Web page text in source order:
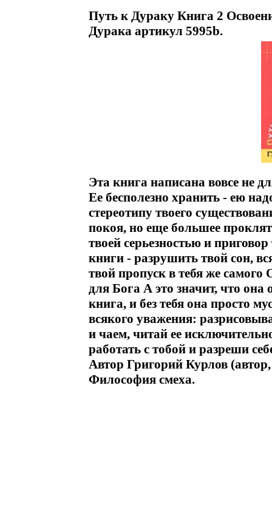
Путь к Дураку Книга 2
Дурака артикул 5995b.
Эта книга написана вовсе не
Ее бесполезно хранить - ею
стереотипу твоего
покоя, но еще большее
твоей серьезностью и
книги - разрушить твой сон,
твой пропуск в тебя же
для Бога А это значит, что она
книга, и без тебя она просто
всякого уважения:
и чаем, читай ее
работать с тобой и разреши
Автор Григорий Курлов
Философия смеха.